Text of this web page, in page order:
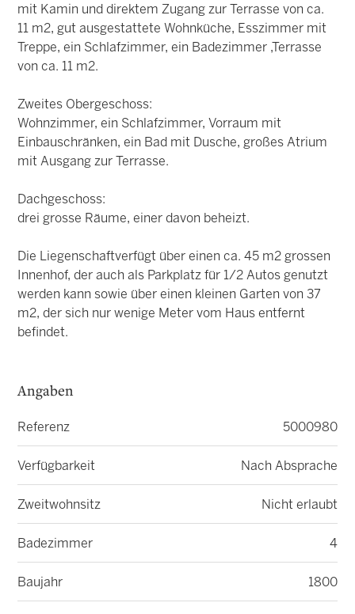
mit Kamin und direktem Zugang zur Terrasse von ca.
11 m2, gut ausgestattete Wohnküche, Esszimmer mit
Treppe, ein Schlafzimmer, ein Badezimmer ,Terrasse
von ca. 11 m2.
Zweites Obergeschoss:
Wohnzimmer, ein Schlafzimmer, Vorraum mit
Einbauschränken, ein Bad mit Dusche, großes Atrium
mit Ausgang zur Terrasse.
Dachgeschoss:
drei grosse Räume, einer davon beheizt.
Die Liegenschaftverfügt über einen ca. 45 m2 grossen
Innenhof, der auch als Parkplatz für 1/2 Autos genutzt
werden kann sowie über einen kleinen Garten von 37
m2, der sich nur wenige Meter vom Haus entfernt
befindet.
Angaben
Referenz 5000980
Verfügbarkeit Nach Absprache
Zweitwohnsitz Nicht erlaubt
Badezimmer 4
Baujahr 1800